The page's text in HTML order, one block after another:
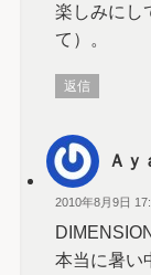
楽しみに
て）。
返信
Ａｙ
2010年8月9日
本当に暑い